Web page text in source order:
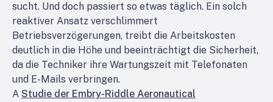
sucht. Und doch passiert so etwas täglich. Ein solch
reaktiver Ansatz verschlimmert
Betriebsverzögerungen, treibt die Arbeitskosten
deutlich in die Höhe und beeinträchtigt die Sicherheit,
da die Techniker ihre Wartungszeit mit Telefonaten
und E-Mails verbringen.
A Studie der Embry-Riddle Aeronautical